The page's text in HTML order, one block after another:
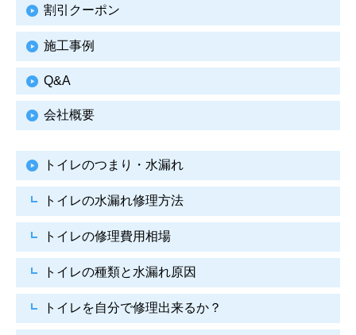
割引クーポン
施工事例
Q&A
会社概要
トイレのつまり・水漏れ
トイレの水漏れ修理方法
トイレの修理費用相場
トイレの種類と水漏れ原因
トイレを自分で修理出来るか？